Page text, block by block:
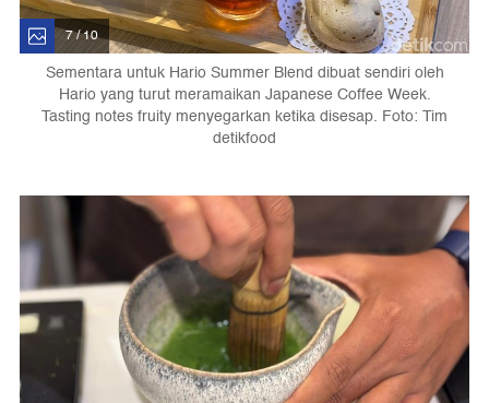
7 / 10
Sementara untuk Hario Summer Blend dibuat sendiri oleh
Hario yang turut meramaikan Japanese Coffee Week.
Tasting notes fruity menyegarkan ketika disesap. Foto: Tim
detikfood